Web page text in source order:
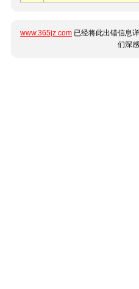
www.365jz.com 已经将此出错信息
们深